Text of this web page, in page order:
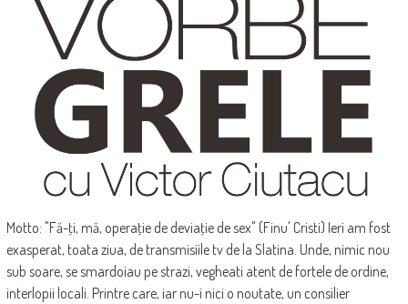
Motto: "Fă-ţi, mă, operaţie de deviaţie de sex" (Finu' Cristi) Ieri am fost
exasperat, toata ziua, de transmisiile tv de la Slatina. Unde, nimic nou
sub soare, se smardoiau pe strazi, vegheati atent de fortele de ordine,
interlopii locali. Printre care, iar nu-i nici o noutate, un consilier